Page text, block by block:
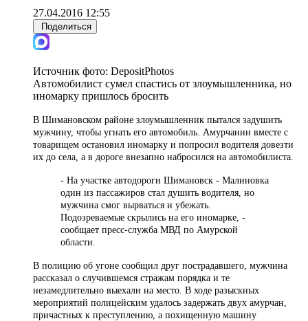
27.04.2016 12:55
Поделиться
Источник фото: DepositPhotos
Автомобилист сумел спастись от злоумышленника, но
иномарку пришлось бросить
В Шимановском районе злоумышленник пытался задушить
мужчину, чтобы угнать его автомобиль. Амурчанин вместе с
товарищем остановил иномарку и попросил водителя довезти
их до села, а в дороге внезапно набросился на автомобилиста.
- На участке автодороги Шимановск - Малиновка
один из пассажиров стал душить водителя, но
мужчина смог вырваться и убежать.
Подозреваемые скрылись на его иномарке, -
сообщает пресс-служба МВД по Амурской
области.
В полицию об угоне сообщил друг пострадавшего, мужчина
рассказал о случившемся стражам порядка и те
незамедлительно выехали на место. В ходе разыскных
мероприятий полицейским удалось задержать двух амурчан,
причастных к преступлению, а похищенную машину